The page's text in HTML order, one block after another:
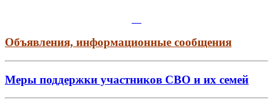
Объявления, информационные сообщения
Меры поддержки участников СВО и их семей